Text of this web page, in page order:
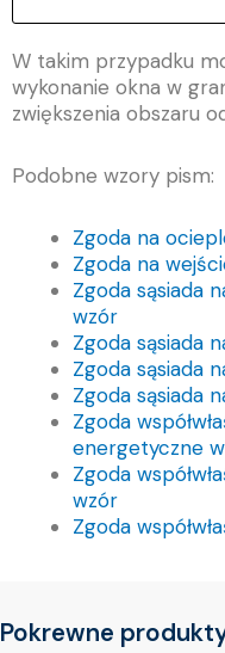
W takim przypadku
wykonanie okna w
zwiększenia obszaru
Podobne wzory pism:
Zgoda na
Zgoda na
Zgoda sąsiada
wzór
Zgoda sąsiada
Zgoda sąsiada
Zgoda sąsiada
Zgoda
energetyczne
Zgoda
wzór
Zgoda
Pokrewne